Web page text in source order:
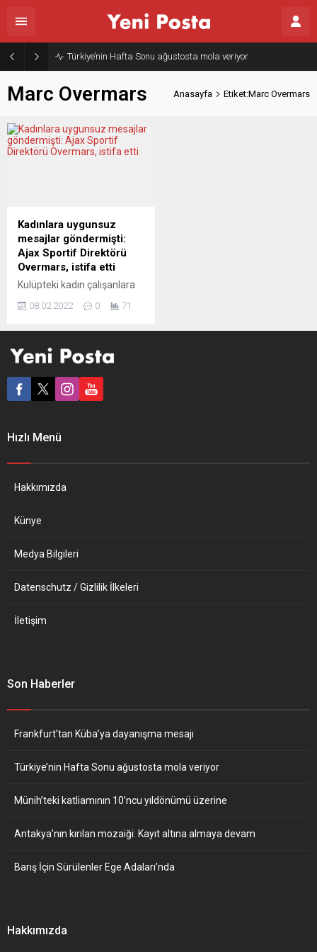
Türkiye’nin Hafta Sonu ağustosta mola veriyor
Marc Overmars Anasayfa Etiket:Marc Overmars
Kadınlara uygunsuz
mesajlar göndermişti:
Ajax Sportif Direktörü
Overmars, istifa etti
Kulüpteki kadın çalışanlara
gönderdiği ortaya çıkan Ajax
ayrıldı. Ajax Kulübünden
Overmars’ın, takımın genel
müdürü Edwin van der Sar
görevinden ayrılma kararı
uzun bir süre boyunca
08.02.2022 0 71
Hızlı Menü
Hakkımızda
Künye
Medya Bilgileri
Datenschutz / Gizlilik İlkeleri
İletişim
Son Haberler
Frankfurt’tan Küba’ya dayanışma mesajı
Türkiye’nin Hafta Sonu ağustosta mola veriyor
Münih’teki katliamının 10’ncu yıldönümü üzerine
Antakya’nın kırılan mozaiği: Kayıt altına almaya devam
Barış İçin Sürülenler Ege Adaları’nda
Hakkımızda